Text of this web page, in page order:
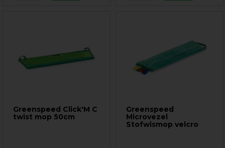
Greenspeed Click'M C
twist mop 50cm
Greenspeed
Microvezel
Stofwismop velcro